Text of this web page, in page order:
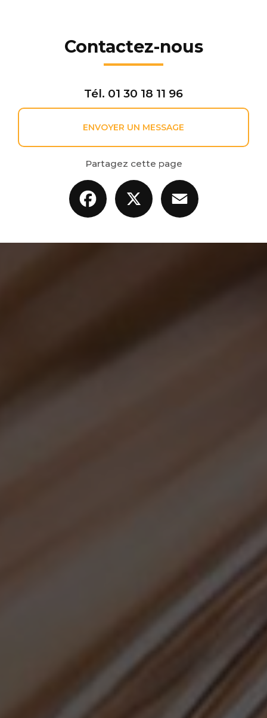
Contactez-nous
Tél. 01 30 18 11 96
ENVOYER UN MESSAGE
Partagez cette page
Facebook